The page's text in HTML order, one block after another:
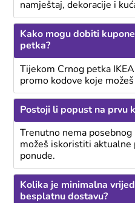
namještaj, dekoracije i
Kako mogu dobiti
petka?
Tijekom Crnog petka
promo kodove koje
Postoji li popust na prvu
Trenutno nema
možeš iskoristiti aktualne
ponude.
Kolika je minimalna
besplatnu dostavu?